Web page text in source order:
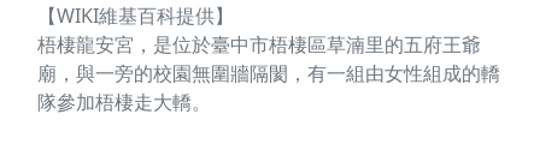
【WIKI維基百科提供】
梧棲龍安宮，是位於臺中市梧棲區草湳里的五府王爺
廟，與一旁的校園無圍牆隔閡，有一組由女性組成的轎
隊參加梧棲走大轎。